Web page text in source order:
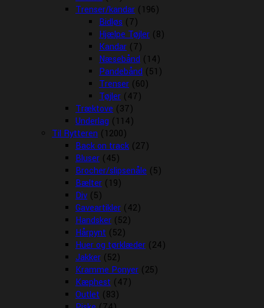
Trenser/kandar (196)
Bidløs (7)
Hjælpe Tøjler (8)
Kandar (7)
Næsebånd (14)
Pandebånd (51)
Trenser (60)
Tøjler (47)
Træktove (37)
Underlag (114)
Til Rytteren (1200)
Back on track (27)
Bluser (45)
Brocher/slipsenåle (5)
Bælter (19)
Div (5)
Gaveartikler (42)
Handsker (52)
Hårpynt (52)
Huer og tørklæder (24)
Jakker (52)
Kramme Ponyer (25)
Kæphest (47)
Outlet (83)